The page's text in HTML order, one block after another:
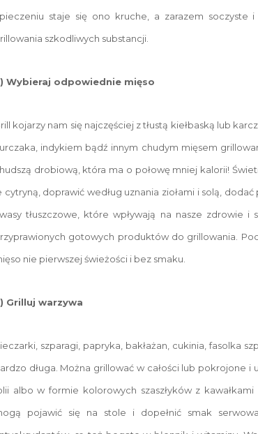
staje się ono kruche, a zarazem soczyste
szkodliwych substancji.
Wybieraj odpowiednie mięso
kojarzy nam się najczęściej z tłustą kiełbaską lub
indykiem bądź innym chudym mięsem
drobiową, która ma o połowę mniej kalorii!
cytryną, doprawić według uznania ziołami i solą,
tłuszczowe, które wpływają na nasze zdrowie
gotowych produktów do grillowania.
nie pierwszej świeżości i bez smaku.
Grilluj warzywa
szparagi, papryka, bakłażan, cukinia, fasolka
długa. Można grillować w całości lub pokrojone
albo w formie kolorowych szaszłyków z
pojawić się na stole i dopełnić smak